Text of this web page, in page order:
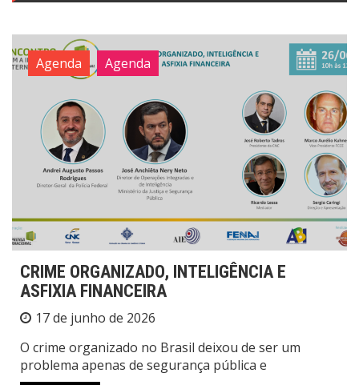
Agenda Agenda
CRIME ORGANIZADO, INTELIGÊNCIA E
ASFIXIA FINANCEIRA
17 de junho de 2026
O crime organizado no Brasil deixou de ser um
problema apenas de segurança pública e